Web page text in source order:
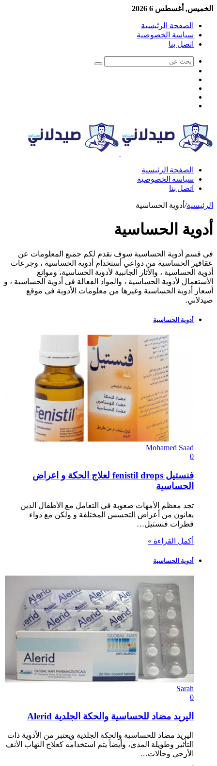
الخميس, أغسطس 6 2026
الصفحة الرئيسية
سياسة الخصوصية
اتصل بنا
الصفحة الرئيسية
سياسة الخصوصية
اتصل بنا
الرئيسية/ أدوية الحساسية
أدوية الحساسية
في قسم أدوية الحساسية سوف نقدم لكم جمبع المعلومات عن
عقاقير الحساسية من دواعي أستخدام أدوية الحساسية ، وجرعات
أدوية الحساسية ، والأثار الجانبية لأدوية الحساسية، وموانع
الأستعمال لأدوية الحساسية ، والمواد الفعالة فى أدوية الحساسية ، و
أسعار أدوية الحساسية وغيرها من معلومات الأدوية فى موقع
صيدلاني.
أدوية الحساسية
Mohamed Saad
0
فنستيل fenistil drops لعلاج الحكة و اعراض
الحساسية
تجد معظم الأمهات صعوبة في التعامل مع الأطفال الذين
يعانون من أعراض التحسس المختلفة و ولكن مع دواء
قطرات فنستيل…
أكمل القراءة »
أدوية الحساسية
Sarah
0
اليريد مضاد للحساسية والحكة الجلدية Alerid
اليريد مضاد للحساسية والحكة الجلدية ويعتبر من الأدوية ذات
التأثير وطويلة المدى، وأيضاً يتم استخدامه كعلاج التهاب الأنف
الأرجي وحالات…